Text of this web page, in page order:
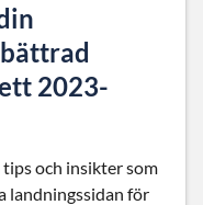
2023-
och insikter som
landningssidan för